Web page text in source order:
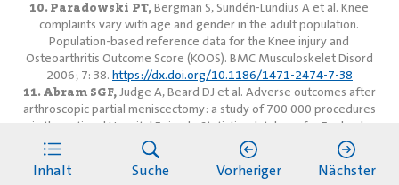
Inhalt Suche Vorheriger Nächster
10. Paradowski PT,Bergman S, Sundén-Lundius A et al. Knee
complaints vary with age and gender in the adult population.
Population-based reference data for the Knee injury and
Osteoarthritis Outcome Score (KOOS). BMC Musculoskelet Disord
2006; 7: 38. https://dx.doi.org/10.1186/1471-2474-7-38
11. Abram SGF,Judge A, Beard DJ et al. Adverse outcomes after
arthroscopic partial meniscectomy: a study of 700 000 procedures
in the national Hospital Episode Statistics database for England.
Lancet 2018; 392(10160): 2194-2202.
https://dx.doi.org/10.1016/s0140-6736
(18)31771-9
12. Roemer FW
, Kwoh CK, Hannon MJ et al. Partial meniscectomy